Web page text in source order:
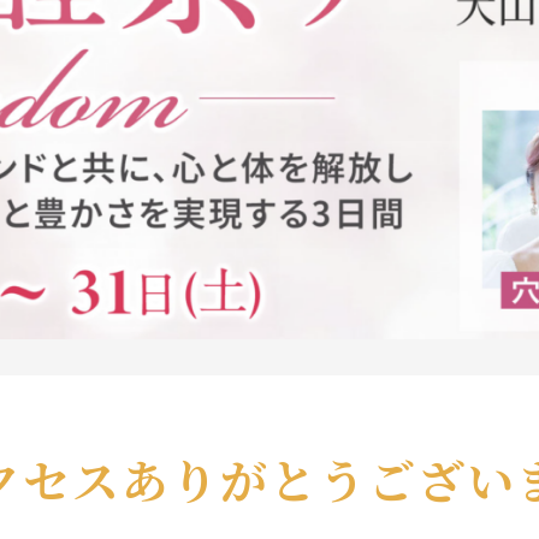
セスありがとうござい